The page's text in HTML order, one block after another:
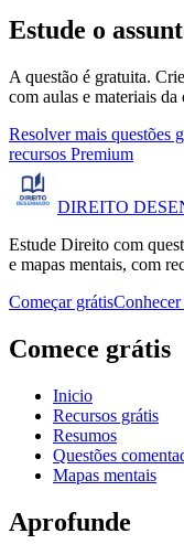
Estude o
A questão é gratuita.
com aulas e materiais da
Resolver mais questões
recursos Premium
DIREITO
Estude Direito com
e mapas mentais, com
Começar grátis
Comece grátis
Inicio
Recursos grátis
Resumos
Questões
Mapas mentais
Aprofunde